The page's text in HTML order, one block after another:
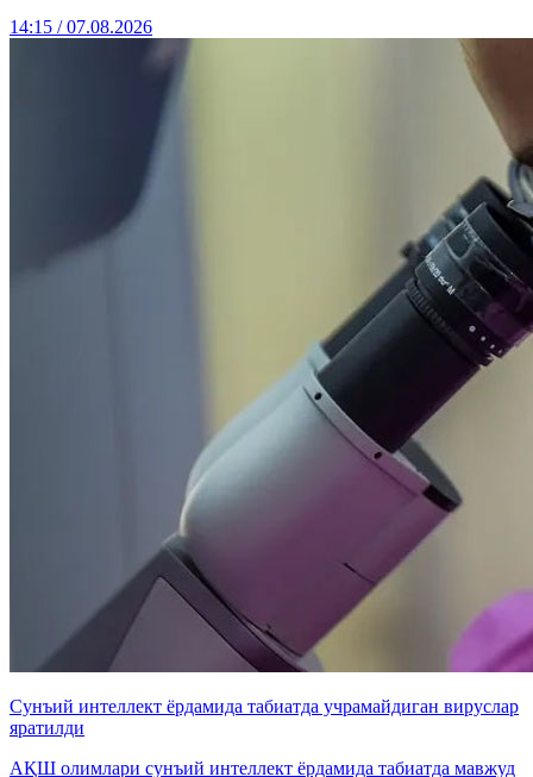
14:15 / 07.08.2026
Сунъий интеллект ёрдамида табиатда учрамайдиган вируслар
яратилди
АҚШ олимлари сунъий интеллект ёрдамида табиатда мавжуд